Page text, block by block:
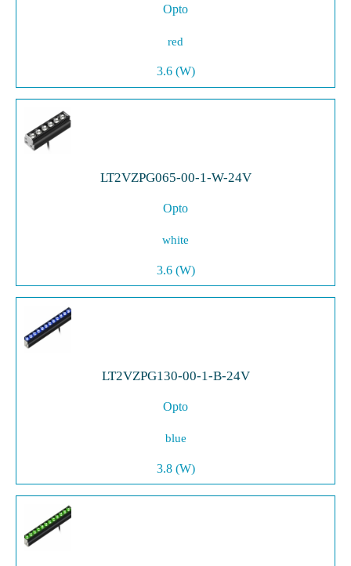
Opto
red
3.6 (W)
LT2VZPG065-00-1-W-24V
Opto
white
3.6 (W)
LT2VZPG130-00-1-B-24V
Opto
blue
3.8 (W)